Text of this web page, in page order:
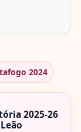
2024
2025-26